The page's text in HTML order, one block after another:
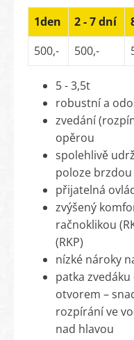
1den 2 - 7 dní
500,-
500,-
5 - 3,5t
robustní a
zvedání
opěrou
spolehlivě
poloze
přijatelná
zvýšený
račnoklikou
(RKP)
nízké nároky
patka
otvorem –
rozpírání ve
nad hlavou